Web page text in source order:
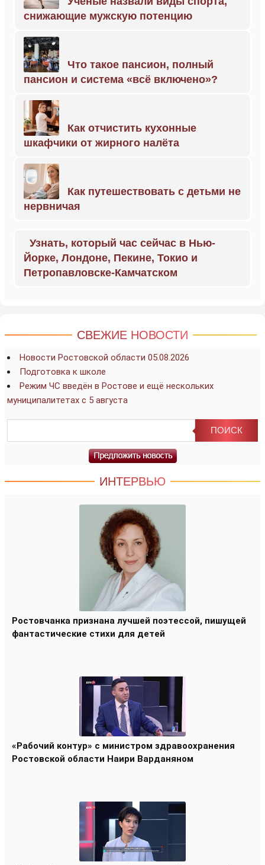
снижающие мужскую потенцию
Что такое пансион, полный
пансион и система «всё включено»?
Как отчистить кухонные
шкафчики от жирного налёта
Как путешествовать с детьми не
нервничая
Узнать, который час сейчас в Нью-
Йорке, Лондоне, Пекине, Токио и
Петропавловске-Камчатском
СВЕЖИЕ НОВОСТИ
Новости Ростовской области 05.08.2026
Подготовка к школе
Режим ЧС введён в Ростове и ещё нескольких
муниципалитетах с 5 августа
ИНТЕРВЬЮ
Ростовчанка признана лучшей поэтессой, пишущей
фантастические стихи для детей
«Рабочий контур» с министром здравоохранения
Ростовской области Наири Варданяном